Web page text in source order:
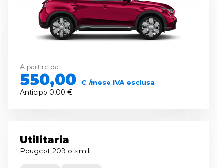
A partire da
550,00 € /mese IVA esclusa
Anticipo 0,00 €
Utilitaria
Peugeot 208 o simili